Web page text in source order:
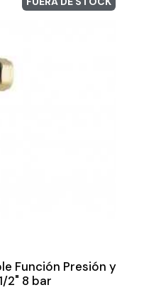
Función Presión y
2" 8 bar